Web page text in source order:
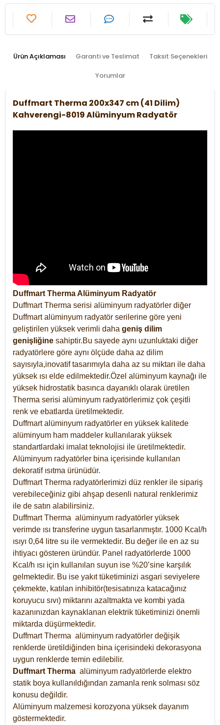
Ürün Açıklaması Garanti ve Teslimat Taksit Seçenekleri
Yorumlar
Duffmart Therma 200x347 cm (41 Dilim)
Kahverengi-8019 Alüminyum Radyatör
Duffmart Therma Alüminyum Radyatör
Duffmart Therma serisi alüminyum radyatörler diğer
Duffmart alüminyum radyatör serilerine göre yeni
geliştirilen yüksek verimli daha geniş dilim
genişliğine sahiptir.Bu sayede aynı uzunluktaki diğer
radyatörlere göre aynı ölçüde daha az dilim
sayısıyla,inovatif tasarımıyla daha az su miktarı ile daha
yüksek ısı elde edilmektedir.Özel alüminyum kaynağı ile
yüksek hidrostatik basınca dayanıklı olarak üretilen
Therma serisi alüminyum radyatörlerimiz çok çeşitli
renk ve ebatlarda üretilmektedir.
Duffmart alüminyum radyatörler en yüksek kalitede
alüminyum ham maddeler kullanılarak yüksek
standartlardaki imalat teknolojisi ile üretilmektedir.
Alüminyum radyatörler bina içerisinde kullanılan
dekoratif ısıtma ürünüdür.
Duffmart Therma radyatörlerimizi düz renkler ile sipariş
verebileceğiniz gibi ahşap desenli natural renklerimiz
ile de satın alabilirsiniz.
Duffmart Therma alüminyum radyatörler yüksek
verimde ısı transferine uygun tasarlanmıştır. 1000 Kcal/h
ısıyı 0,64 litre su ile vermektedir. Bu değer ile en az su
ihtiyacı gösteren üründür. Panel radyatörlerde 1000
Kcal/h ısı için kullanılan suyun ise %20’sine karşılık
gelmektedir. Bu ise yakıt tüketiminizi asgari seviyelere
çekmekte, katılan inhibitör(tesisatınıza katacağınız
koruyucu sıvı) miktarını azaltmakta ve kombi yada
kazanınızdan kaynaklanan elektrik tüketiminizi önemli
miktarda düşürmektedir.
Duffmart Therma alüminyum radyatörler değişik
renklerde üretildiğinden bina içerisindeki dekorasyona
uygun renklerde temin edilebilir.
Duffmart Therma alüminyum radyatörlerde elektro
statik boya kullanıldığından zamanla renk solması söz
konusu değildir.
Alüminyum malzemesi korozyona yüksek dayanım
göstermektedir.